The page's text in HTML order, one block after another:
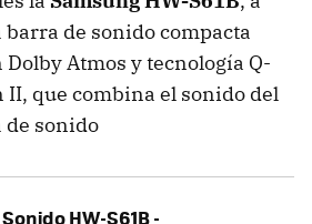
barra de sonido compacta
Atmos y tecnología Q-
II, que combina el sonido del
de sonido
HW-S61B -